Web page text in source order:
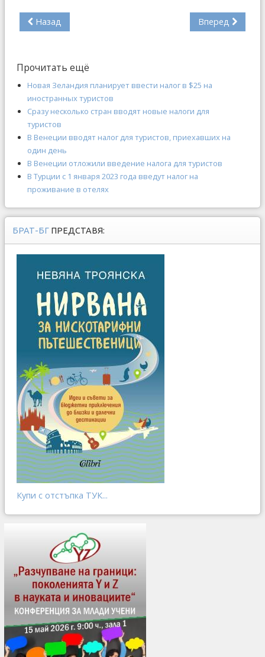
Назад Вперед
Прочитать ещё
Новая Зеландия планирует ввести налог в $25 на
иностранных туристов
Сразу несколько стран вводят новые налоги для
туристов
В Венеции вводят налог для туристов, приехавших на
один день
В Венеции отложили введение налога для туристов
В Турции с 1 января 2023 года введут налог на
проживание в отелях
БРАТ-БГ ПРЕДСТАВЯ:
Купи с отстъпка ТУК...